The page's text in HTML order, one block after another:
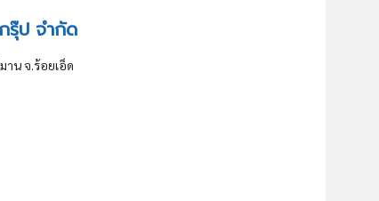
รุ๊ป จำกัด
น จ.ร้อยเอ็ด